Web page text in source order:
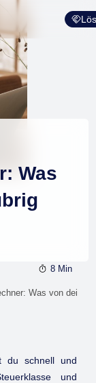
Was
8 Min
Was von
du schnell und
und